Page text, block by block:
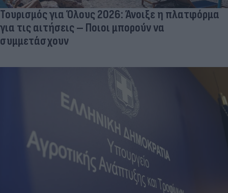
Τουρισμός για Όλους 2026: Άνοιξε η πλατφόρμα
για τις αιτήσεις – Ποιοι μπορούν να
συμμετάσχουν